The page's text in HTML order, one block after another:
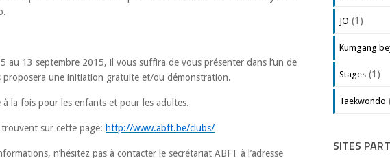
au 13 septembre 2015, il vous suffira de vous présenter dans l’un de
proposera une initiation gratuite et/ou démonstration.
à la fois pour les enfants et pour les adultes.
sur cette page: http://www.abft.be/clubs/
n’hésitez pas à contacter le secrétariat ABFT à l’adresse
JO (1)
Kumgang
Stages (1)
Taekwondo
SITES